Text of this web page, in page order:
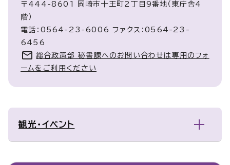
〒444-8601 岡崎市十王町2丁目9番地（東庁舎4
階）
電話：0564-23-6006 ファクス：0564-23-
6456
総合政策部 秘書課へのお問い合わせは専用のフォ
ームをご利用ください
観光・イベント